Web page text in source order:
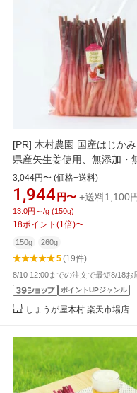
[PR] 木村農園 国産はじか
県産矢生姜使用、無添加・
理にいろどりを加える商品
料理に添えて 業務用に便利
産 漬物 生姜 漬け物 甘酢生
3,044円〜 (価格+送料)
1,944 円〜 +送料1,100
13.0円～/g (150g)
18ポイント (1倍)〜
150g 260g
5(19件)
8/10 12:00までの注文で最短8/18お
ポイントUPジャンル
しょうが屋木村 楽天市場店